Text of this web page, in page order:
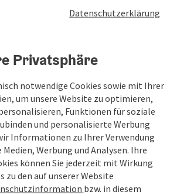
diese bewusst zu
Datenschutzerklärung
Privatsphäre
notwendige Cookies sowie mit Ihrer
um unsere Website zu optimieren,
Funktionen für soziale
und personalisierte Werbung
Informationen zu Ihrer Verwendung
Werbung und Analysen. Ihre
können Sie jederzeit mit Wirkung
den auf unserer Website
bzw. in diesem